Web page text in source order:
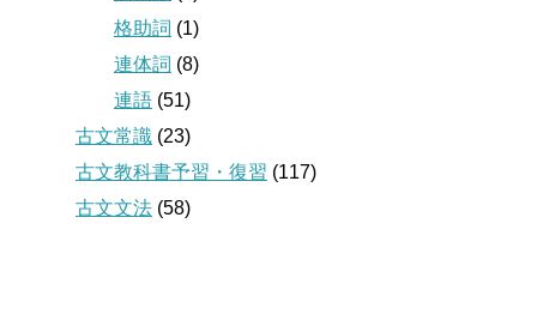
格助詞 (1)
連体詞 (8)
連語 (51)
古文常識 (23)
古文教科書予習・復習 (117)
古文文法 (58)